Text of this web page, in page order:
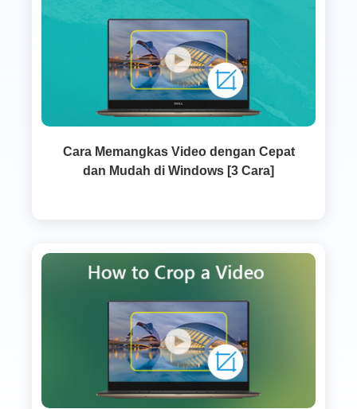
Cara Memangkas Video dengan Cepat
dan Mudah di Windows [3 Cara]